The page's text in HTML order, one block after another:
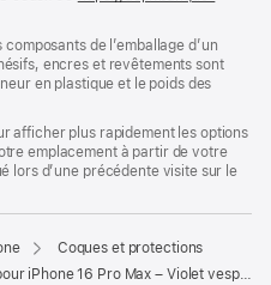
de l’emballage d’un
encres et revêtements sont
en plastique et le poids des
afficher plus rapidement les options
emplacement à partir de votre
lors d’une précédente visite sur le
Coques et protections
iPhone 16 Pro Max – Violet vespéral